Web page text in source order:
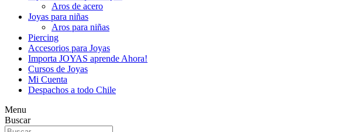
Aros de acero
Joyas para niñas
Aros para niñas
Piercing
Accesorios para Joyas
Importa JOYAS aprende Ahora!
Cursos de Joyas
Mi Cuenta
Despachos a todo Chile
Menu
Buscar